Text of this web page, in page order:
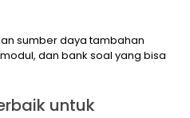
sumber daya tambahan
dan bank soal yang bisa
untuk